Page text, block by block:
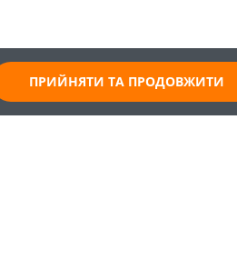
ПРИЙНЯТИ ТА ПРОДОВЖИТИ